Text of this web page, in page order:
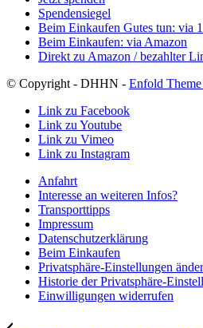
Spendensiegel
Beim Einkaufen Gutes tun: via
Beim Einkaufen: via Amazon
Direkt zu Amazon / bezahlter
© Copyright - DHHN - Enfold
Link zu Facebook
Link zu Youtube
Link zu Vimeo
Link zu Instagram
Anfahrt
Interesse an weiteren Infos?
Transporttipps
Impressum
Datenschutzerklärung
Beim Einkaufen
Privatsphäre-Einstellungen
Historie der Privatsphäre-
Einwilligungen widerrufen